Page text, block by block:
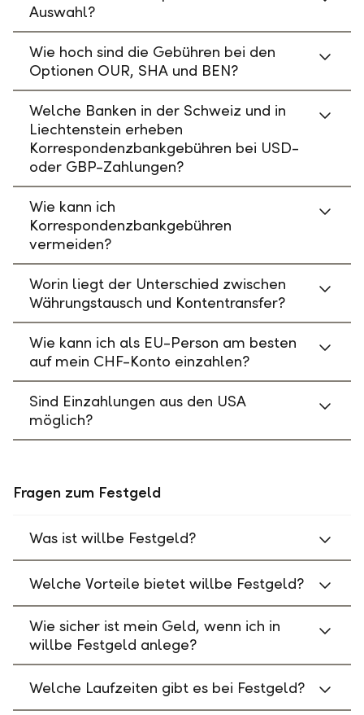
Auswahl?
Wie hoch sind die Gebühren bei den
Optionen OUR, SHA und BEN?
Welche Banken in der Schweiz und in
Liechtenstein erheben
Korrespondenzbankgebühren bei USD-
oder GBP-Zahlungen?
Wie kann ich
Korrespondenzbankgebühren
vermeiden?
Worin liegt der Unterschied zwischen
Währungstausch und Kontentransfer?
Wie kann ich als EU-Person am besten
auf mein CHF-Konto einzahlen?
Sind Einzahlungen aus den USA
möglich?
Fragen zum Festgeld
Was ist willbe Festgeld?
Welche Vorteile bietet willbe Festgeld?
Wie sicher ist mein Geld, wenn ich in
willbe Festgeld anlege?
Welche Laufzeiten gibt es bei Festgeld?